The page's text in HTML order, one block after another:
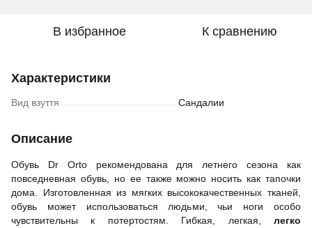
В избранное К сравнению
Характеристики
Вид взуття Сандалии
Описание
Обувь Dr Orto рекомендована для летнего сезона как
повседневная обувь, но ее также можно носить как тапочки
дома. Изготовленная из мягких высококачественных тканей,
обувь может использоваться людьми, чьи ноги особо
чувствительны к потертостям. Гибкая, легкая, легко